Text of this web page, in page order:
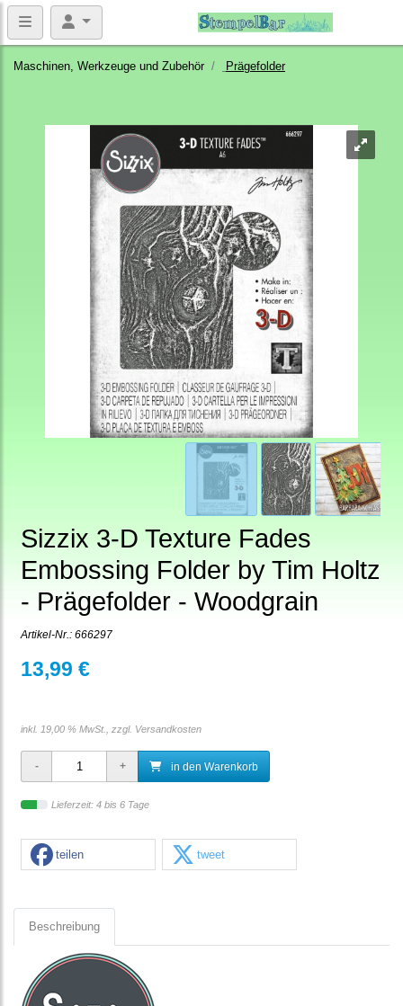
Maschinen, Werkzeuge und Zubehör Prägefolder
Sizzix 3-D Texture Fades
Embossing Folder by Tim Holtz
- Prägefolder - Woodgrain
Artikel-Nr.: 666297
13,99 €
inkl. 19,00 % MwSt., zzgl. Versandkosten
in den Warenkorb
Lieferzeit: 4 bis 6 Tage
teilen tweet
Beschreibung